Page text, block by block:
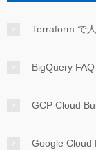
Terraform で
BigQuery
GCP Cloud
Google Cloud